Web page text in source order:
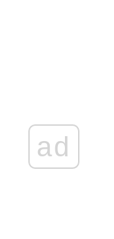
ad